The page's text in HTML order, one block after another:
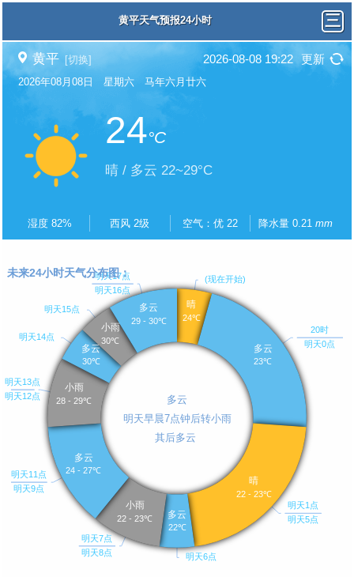
黄平天气预报24小时
黄平 [切换] 2026-08-08 19:22 更新
2026年08月08日 星期六 马年六月廿六
24°C
晴 / 多云 22~29°C
湿度 82% 西风 2级 空气：优 22 降水量 0.21 mm